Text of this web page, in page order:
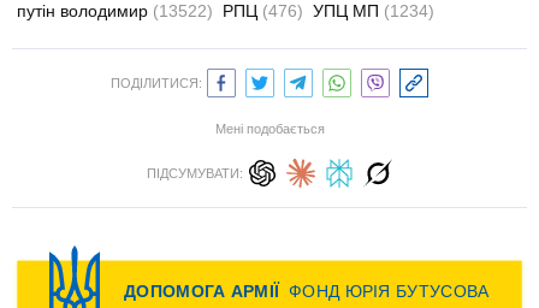
путін володимир (13522) РПЦ (476) УПЦ МП (1234)
ПОДІЛИТИСЯ:
Мені подобається
ПІДСУМУВАТИ: